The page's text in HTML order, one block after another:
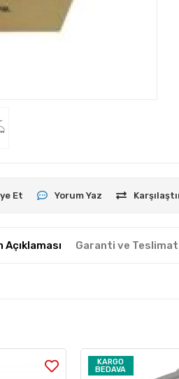
Et Yorum Yaz
Açıklaması Garanti ve Teslimat
KARGO
BEDAVA